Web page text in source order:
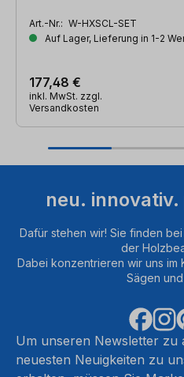
Art.-Nr.: W-HXSCL-SET
Auf Lager, Lieferung in 1-2
177,48 €
inkl. MwSt. zzgl.
Versandkosten
neu.
Dafür stehen wir! Sie finden
der
Dabei konzentrieren wir uns im
Sägen
Um unseren Newsletter zu
neuesten Neuigkeiten zu